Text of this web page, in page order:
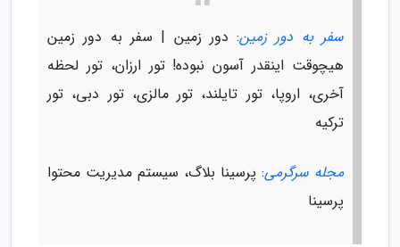
سفر به دور زمین: دور زمین | سفر به دور زمین
هیچوقت اینقدر آسون نبوده! تور ارزان، تور لحظه
آخری، اروپا، تور تایلند، تور مالزی، تور دبی، تور
ترکیه
مجله سرگرمی: پرسینا بلاگ، سیستم مدیریت محتوا
پرسینا